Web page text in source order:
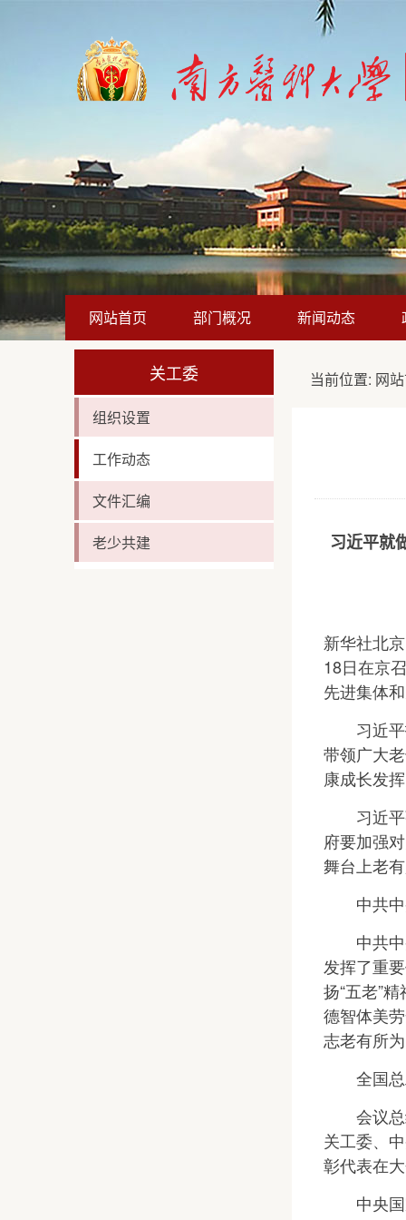
网站首页 部门概况 新闻动态
关工委
组织设置
工作动态
文件汇编
老少共建
当前位置: 网
习近平就
新华社北
18日在京
先进集体
习近平
带领广大
康成长发
习近平
府要加强
舞台上老
中共中
中共中
发挥了重
扬“五老”
德智体美
志老有所为
全国总
会议总
关工委、
彰代表在大
中央国